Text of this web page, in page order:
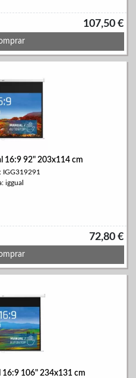
107,50 €
16:9 92" 203x114 cm
IGG319291
iggual
72,80 €
16:9 106" 234x131 cm